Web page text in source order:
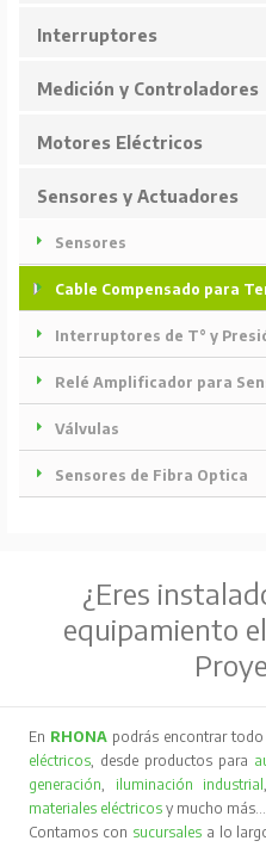
Interruptores
Medición y Controladores
Motores Eléctricos
Sensores y Actuadores
Sensores
Cable Compensado para
Interruptores de T° y
Relé Amplificador para
Válvulas
Sensores de Fibra Optica
¿Eres
equipamiento
En RHONA podrás encontrar
eléctricos , desde productos para
generación
iluminación industrial
materiales eléctricos y mucho más…
Contamos con sucursales a lo